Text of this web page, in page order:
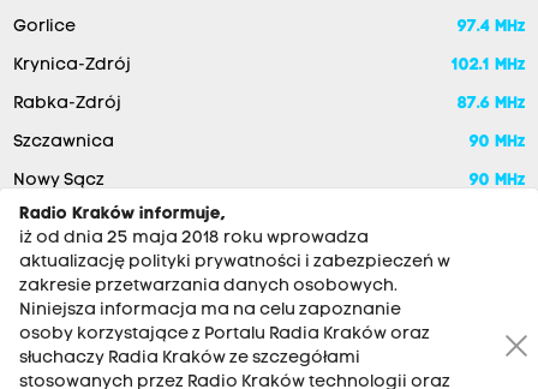
Gorlice 97.4 MHz
Krynica-Zdrój 102.1 MHz
Rabka-Zdrój 87.6 MHz
Szczawnica 90 MHz
Nowy Sącz
90 MHz
Radio Kraków informuje,
iż od dnia 25 maja 2018 roku wprowadza
aktualizację polityki prywatności i zabezpieczeń w
zakresie przetwarzania danych osobowych.
Niniejsza informacja ma na celu zapoznanie
osoby korzystające z Portalu Radia Kraków oraz
słuchaczy Radia Kraków ze szczegółami
stosowanych przez Radio Kraków technologii oraz